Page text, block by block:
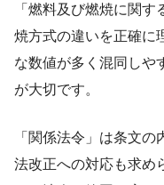
「燃料及び燃焼に関
焼方式の違いを正確に
な数値が多く混同しや
が大切です。
「関係法令」は条文の
法改正への対応も求め